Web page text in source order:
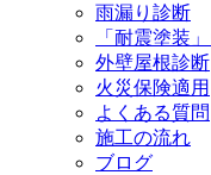
雨漏り診断
「耐震塗装
外壁屋根診断
火災保険適用
よくある質問
施工の流れ
ブログ